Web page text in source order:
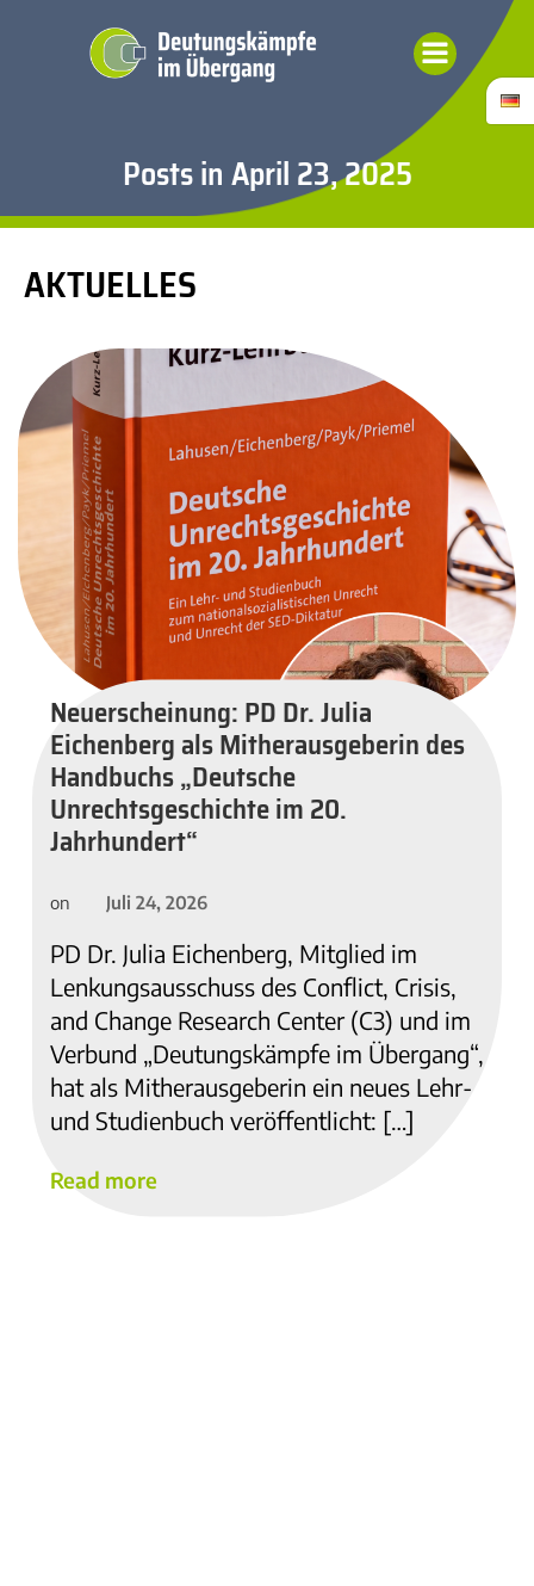
Inhalt
springen
Posts in April 23, 2025
AKTUELLES
Neuerscheinung: PD Dr. Julia
Eichenberg als Mitherausgeberin des
Handbuchs „Deutsche
Unrechtsgeschichte im 20.
Jahrhundert“
on Juli 24, 2026
PD Dr. Julia Eichenberg, Mitglied im
Lenkungsausschuss des Conflict, Crisis,
and Change Research Center (C3) und im
Verbund „Deutungskämpfe im Übergang“,
hat als Mitherausgeberin ein neues Lehr-
und Studienbuch veröffentlicht: […]
Read more